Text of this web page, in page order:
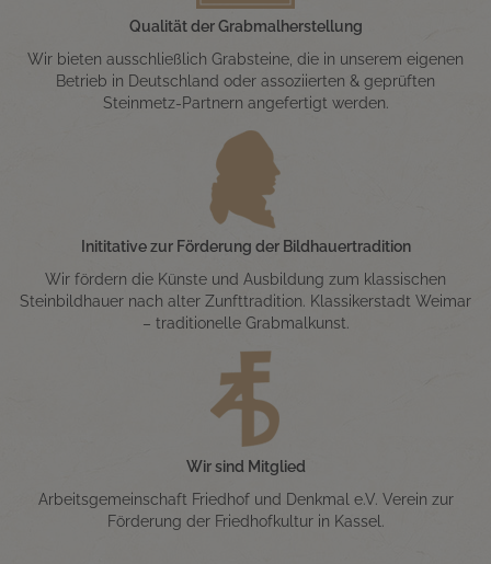
Qualität der Grabmalherstellung
Wir bieten ausschließlich Grabsteine, die in unserem eigenen
Betrieb in Deutschland oder assoziierten & geprüften
Steinmetz-Partnern angefertigt werden.
Inititative zur Förderung der Bildhauertradition
Wir fördern die Künste und Ausbildung zum klassischen
Steinbildhauer nach alter Zunfttradition. Klassikerstadt Weimar
– traditionelle Grabmalkunst.
Wir sind Mitglied
Arbeitsgemeinschaft Friedhof und Denkmal e.V. Verein zur
Förderung der Friedhofkultur in Kassel.